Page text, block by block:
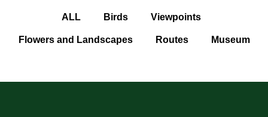
ALL Birds Viewpoints
Flowers and Landscapes Routes Museum